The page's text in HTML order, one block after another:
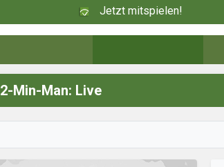
Jetzt mitspielen!
2-Min-Man: Live